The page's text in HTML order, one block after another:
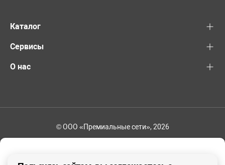
Каталог
Сервисы
О нас
© ООО «Премиальные сети», 2026